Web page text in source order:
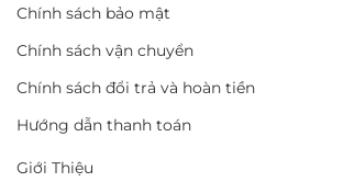
Chính sách bảo mật
Chính sách vận chuyển
Chính sách đổi trả và hoàn tiền
Hướng dẫn thanh toán
Giới Thiệu